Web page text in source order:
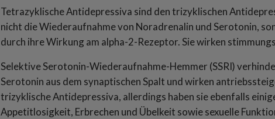
Tetrazyklische Antidepressiva sind den trizyklischen
nicht die Wiederaufnahme von Noradrenalin und Serotonin,
durch ihre Wirkung am alpha-2-Rezeptor. Sie wirken
Selektive Serotonin-Wiederaufnahme-Hemmer (SSRI)
Serotonin aus dem synaptischen Spalt und wirken
trizyklische Antidepressiva, allerdings haben sie ebenfalls
Appetitlosigkeit, Erbrechen und Übelkeit sowie sexuelle